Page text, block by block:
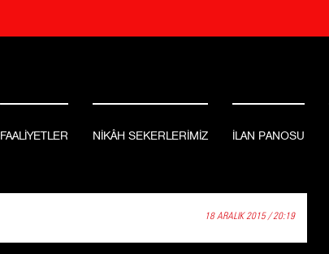
FAALİYETLER NİKÂH SEKERLERİMİZ İLAN PANOSU
18 ARALIK 2015 / 20:19